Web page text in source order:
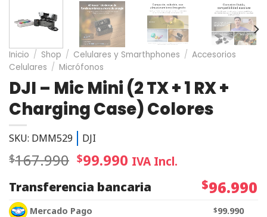
Inicio / Shop / Celulares y Smarthphones / Accesorios
Celulares / Micrófonos
DJI – Mic Mini (2 TX + 1 RX +
Charging Case) Colores
SKU: DMM529 DJI
$167.990 $99.990 IVA Incl.
Transferencia bancaria
$96.990
Mercado Pago $99.990